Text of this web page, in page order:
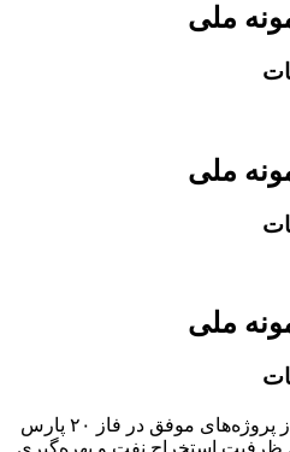
ملی
ملی
ملی
پروژه حفاری پارس حفار یکی از پروژه‌های موفق در فاز ۲۰ پارس
استخراج نفت و بهره‌گیری